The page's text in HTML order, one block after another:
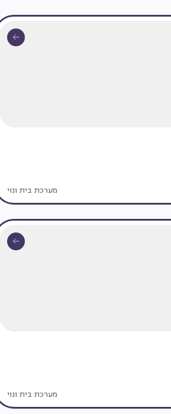
מערכת בית ונוי
מערכת בית ונוי